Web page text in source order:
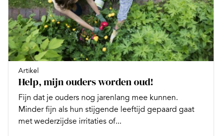
Artikel
Help, mijn ouders worden oud!
Fijn dat je ouders nog jarenlang mee kunnen.
Minder fijn als hun stijgende leeftijd gepaard gaat
met wederzijdse irritaties of...